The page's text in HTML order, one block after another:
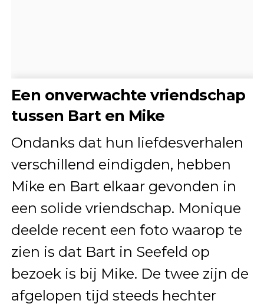
Een onverwachte vriendschap
tussen Bart en Mike
Ondanks dat hun liefdesverhalen
verschillend eindigden, hebben
Mike en Bart elkaar gevonden in
een solide vriendschap. Monique
deelde recent een foto waarop te
zien is dat Bart in Seefeld op
bezoek is bij Mike. De twee zijn de
afgelopen tijd steeds hechter